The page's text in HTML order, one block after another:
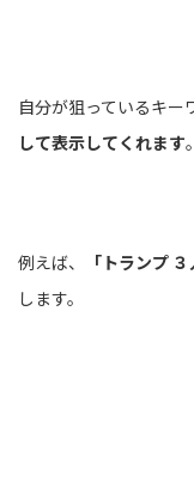
自分が狙っているキー
して表示してくれます。
例えば、 「トランプ ３
します。